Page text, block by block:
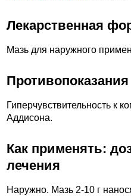
Лекарственная
Мазь для наружного
Противопоказания
Гиперчувствительность к
Аддисона.
Как применять:
лечения
Наружно. Мазь 2-10 г